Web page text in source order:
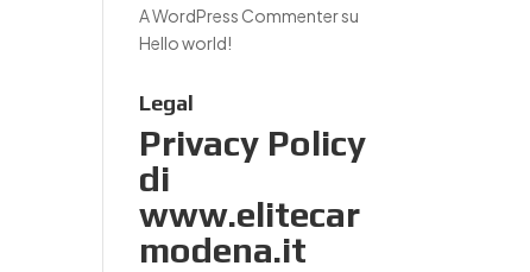
A WordPress Commentersu
Hello world!
Legal
Privacy Policy
di
www.elitecar
modena.it